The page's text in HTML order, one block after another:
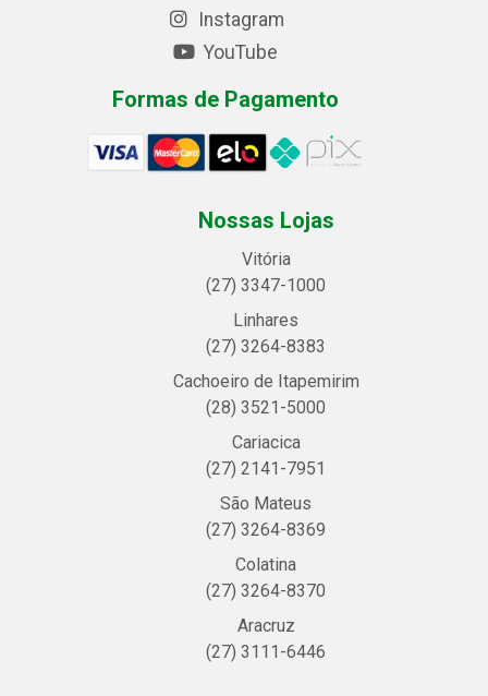
Instagram
YouTube
Formas de Pagamento
Nossas Lojas
Vitória
(27) 3347-1000
Linhares
(27) 3264-8383
Cachoeiro de Itapemirim
(28) 3521-5000
Cariacica
(27) 2141-7951
São Mateus
(27) 3264-8369
Colatina
(27) 3264-8370
Aracruz
(27) 3111-6446